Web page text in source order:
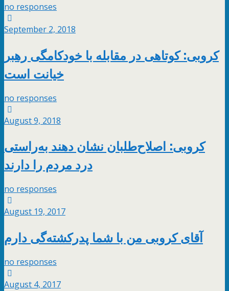
no responses
September 2, 2018
کروبی: کوتاهی در مقابله با خودکامگی رهبر
خیانت است
no responses
August 9, 2018
کروبی: اصلاح‌طلبان نشان دهند به‌راستی
درد مردم را دارند
no responses
August 19, 2017
آقای کروبی من با شما پدرکشته‌گی دارم
no responses
August 4, 2017